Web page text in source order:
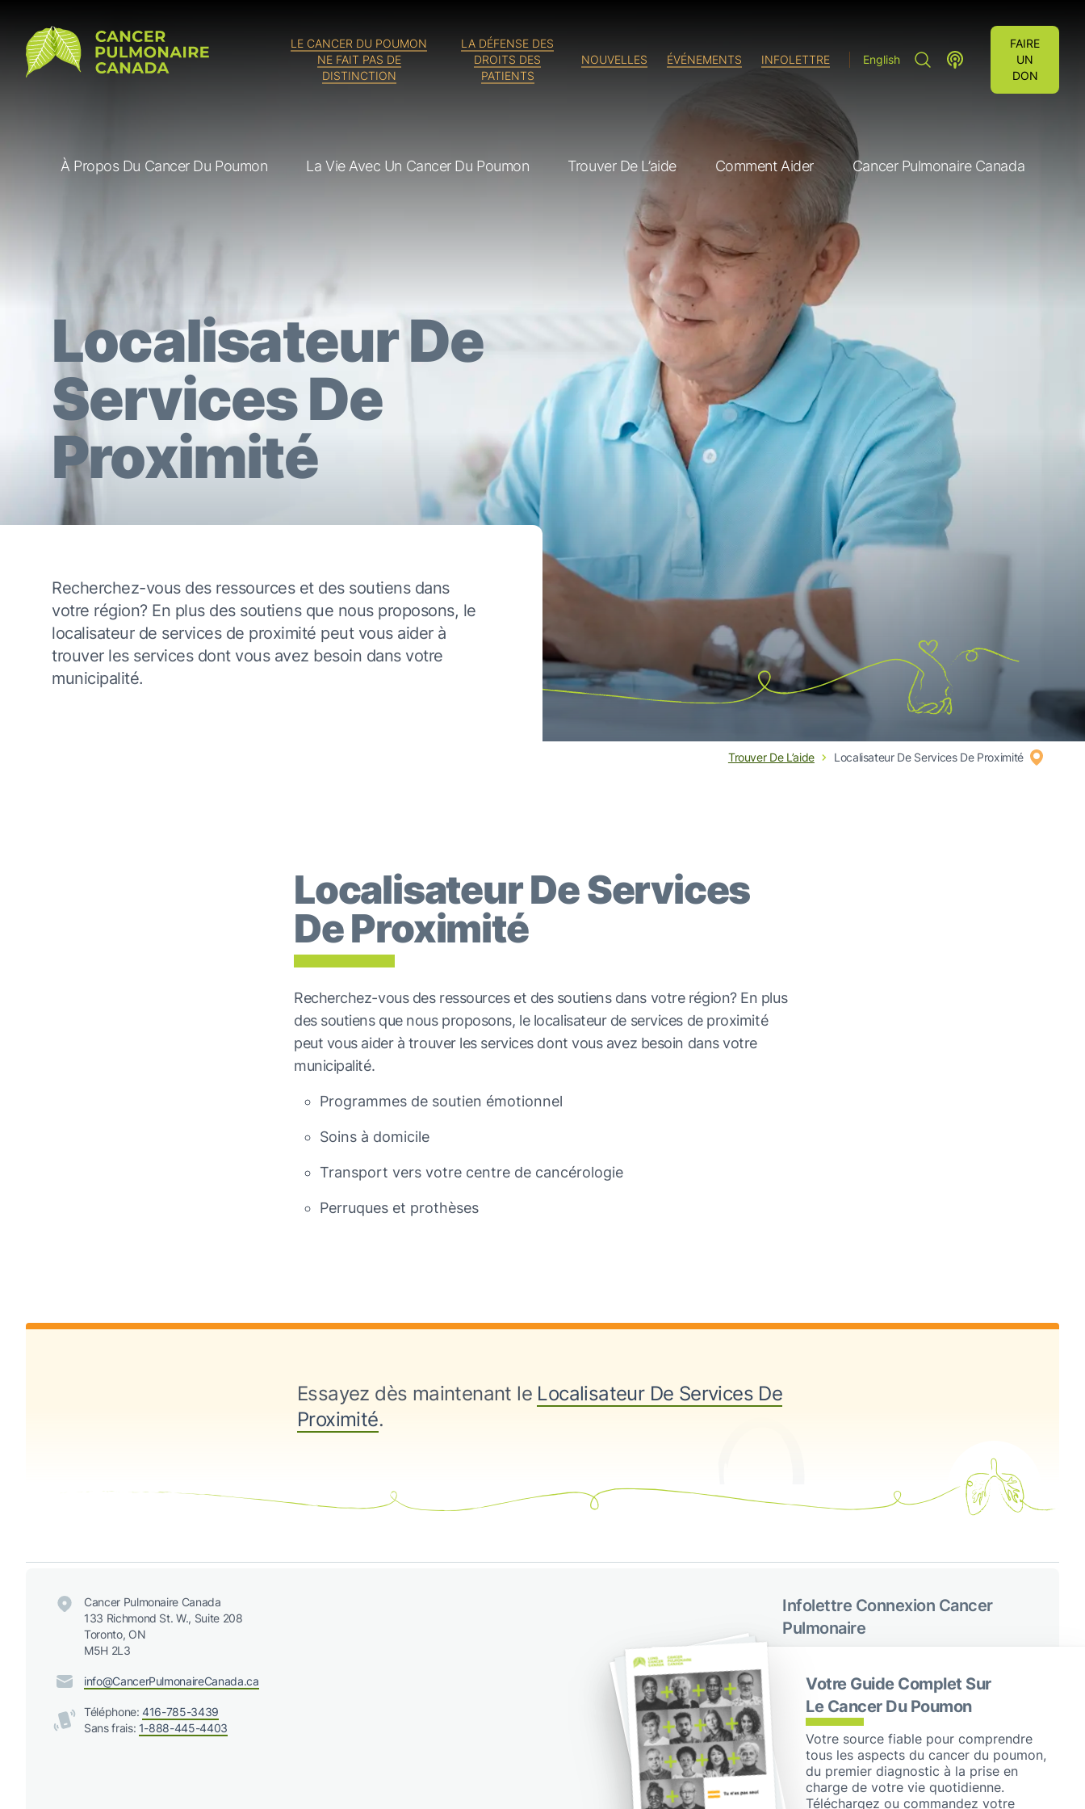
Votre Guide Complet Sur
Le Cancer Du Poumon
Votre source fiable pour comprendre
tous les aspects du cancer du poumon,
du premier diagnostic à la prise en
charge de votre vie quotidienne.
Téléchargez ou commandez votre
Cancer Pulmonaire Canada
LE CANCER DU POUMON
NE FAIT PAS DE
DISTINCTION
LA DÉFENSE DES
DROITS DES
PATIENTS
NOUVELLES ÉVÉNEMENTS INFOLETTRE English RECHERCHE"LUNG CANCER VOICES
FAIRE
UN
DON
À Propos Du Cancer Du Poumon La Vie Avec Un Cancer Du Poumon Trouver De L’aide Comment Aider Cancer Pulmonaire Canada
Localisateur De
Services De
Proximité
Recherchez-vous des ressources et des soutiens dans
votre région? En plus des soutiens que nous proposons, le
localisateur de services de proximité peut vous aider à
trouver les services dont vous avez besoin dans votre
municipalité.
Trouver De L’aide Localisateur De Services De Proximité
Localisateur De Services
De Proximité
Recherchez-vous des ressources et des soutiens dans votre région? En plus
des soutiens que nous proposons, le localisateur de services de proximité
peut vous aider à trouver les services dont vous avez besoin dans votre
municipalité.
Programmes de soutien émotionnel
Soins à domicile
Transport vers votre centre de cancérologie
Perruques et prothèses
Essayez dès maintenant le Localisateur De Services De
Proximité.
Cancer Pulmonaire Canada
133 Richmond St. W., Suite 208
Toronto, ON
M5H 2L3
info@CancerPulmonaireCanada.ca
Téléphone:416-785-3439
Sans frais: 1-888-445-4403
Infolettre Connexion Cancer
Pulmonaire
S'abonner
Suivez-nous sur les réseaux
sociaux
FacebookX / TwitterInstagramLinkedIn